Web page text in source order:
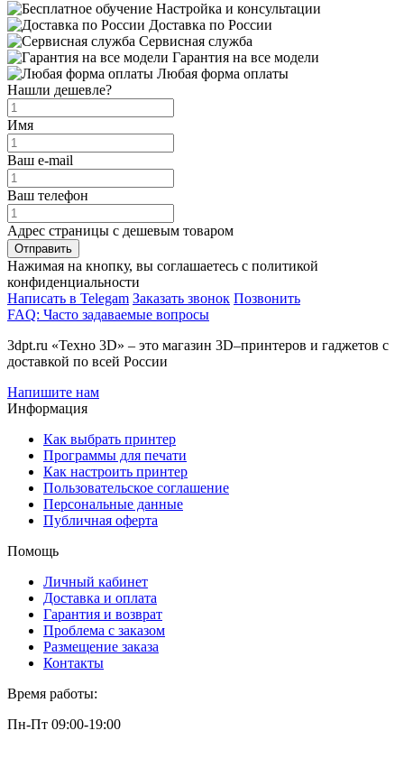
Настройка и консультации
Доставка по России
Сервисная служба
Гарантия на все модели
Любая форма оплаты
Нашли дешевле?
Имя
Ваш e-mail
Ваш телефон
Адрес страницы с дешевым товаром
Отправить
Нажимая на кнопку, вы соглашаетесь с политикой
конфиденциальности
Написать в Telegam Заказать звонок Позвонить
FAQ: Часто задаваемые вопросы
3dpt.ru «Техно 3D» – это магазин 3D–принтеров и гаджетов с
доставкой по всей России
Напишите нам
Информация
Как выбрать принтер
Программы для печати
Как настроить принтер
Пользовательское соглашение
Персональные данные
Публичная оферта
Помощь
Личный кабинет
Доставка и оплата
Гарантия и возврат
Проблема с заказом
Размещение заказа
Контакты
Время работы:
Пн-Пт 09:00-19:00